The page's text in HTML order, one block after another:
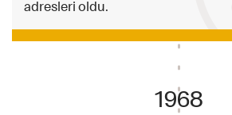
adresleri oldu.
1968